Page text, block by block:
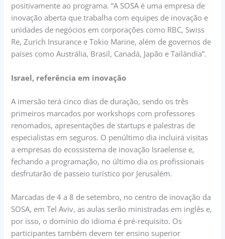
positivamente ao programa. “A SOSA é uma empresa de
inovação aberta que trabalha com equipes de inovação e
unidades de negócios em corporações como RBC, Swiss
Re, Zurich Insurance e Tokio Marine, além de governos de
países como Austrália, Brasil, Canadá, Japão e Tailândia”.
Israel, referência em inovação
A imersão terá cinco dias de duração, sendo os três
primeiros marcados por workshops com professores
renomados, apresentações de startups e palestras de
especialistas em seguros. O penúltimo dia incluirá visitas
a empresas do ecossistema de inovação Israelense e,
fechando a programação, no último dia os profissionais
desfrutarão de passeio turístico por Jerusalém.
Marcadas de 4 a 8 de setembro, no centro de inovação da
SOSA, em Tel Aviv, as aulas serão ministradas em inglês e,
por isso, o domínio do idioma é pré-requisito. Os
participantes também devem ter ensino superior